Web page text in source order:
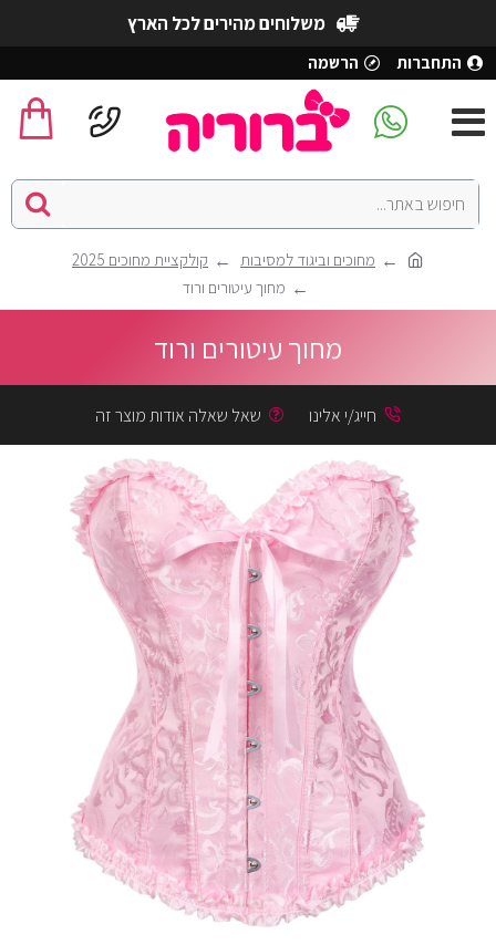
משלוחים מהירים לכל הארץ
התחברות הרשמה
מחוכים וביגוד למסיבות
קולקציית מחוכים 2025
מחוך עיטורים ורוד
מחוך עיטורים ורוד
חייג/י אלינו שאל שאלה אודות מוצר זה